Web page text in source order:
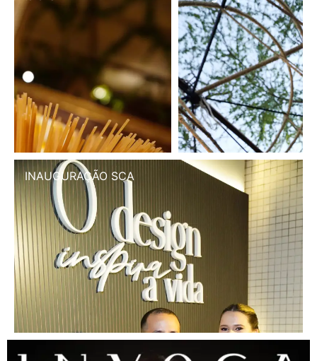
INAUGURAÇÃO SCA